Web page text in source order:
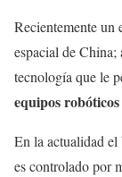
Recientemente un
espacial de China;
tecnología que le
equipos
En la actualidad el
es controlado por